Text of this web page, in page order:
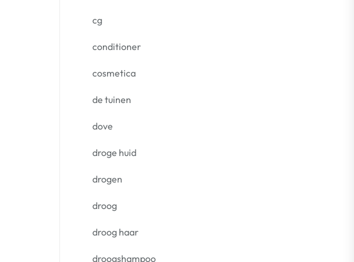
cg
conditioner
cosmetica
de tuinen
dove
droge huid
drogen
droog
droog haar
droogshampoo